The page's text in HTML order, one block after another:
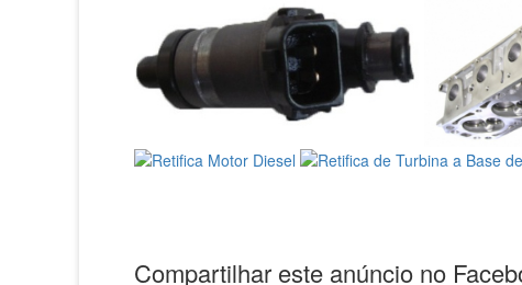
Compartilhar este anúncio no